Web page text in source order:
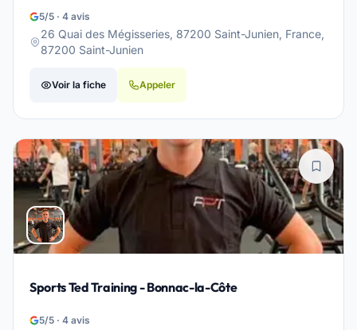
5/5 · 4 avis
26 Quai des Mégisseries, 87200 Saint-Junien, France,
87200 Saint-Junien
Voir la fiche Appeler
Sports Ted Training - Bonnac-la-Côte
5/5 · 4 avis